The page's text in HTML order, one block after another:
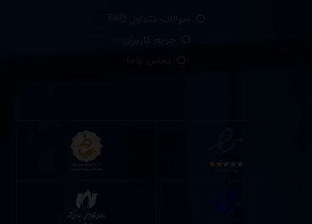
سوالات متداول FAQ
حریم کاربران